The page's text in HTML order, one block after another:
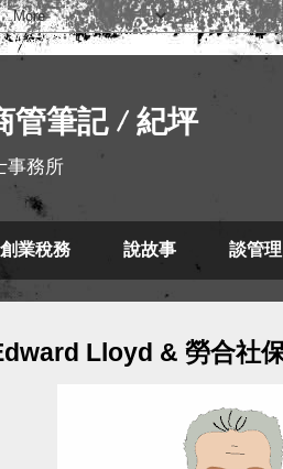
管筆記 / 紀坪
事務所
創業稅務 說故事 談管理
Lloyd & 勞合社